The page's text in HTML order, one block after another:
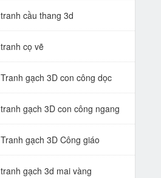
tranh cầu thang 3d
tranh cọ vẽ
Tranh gạch 3D con công dọc
tranh gạch 3D con công ngang
Tranh gạch 3D Công giáo
tranh gạch 3d mai vàng